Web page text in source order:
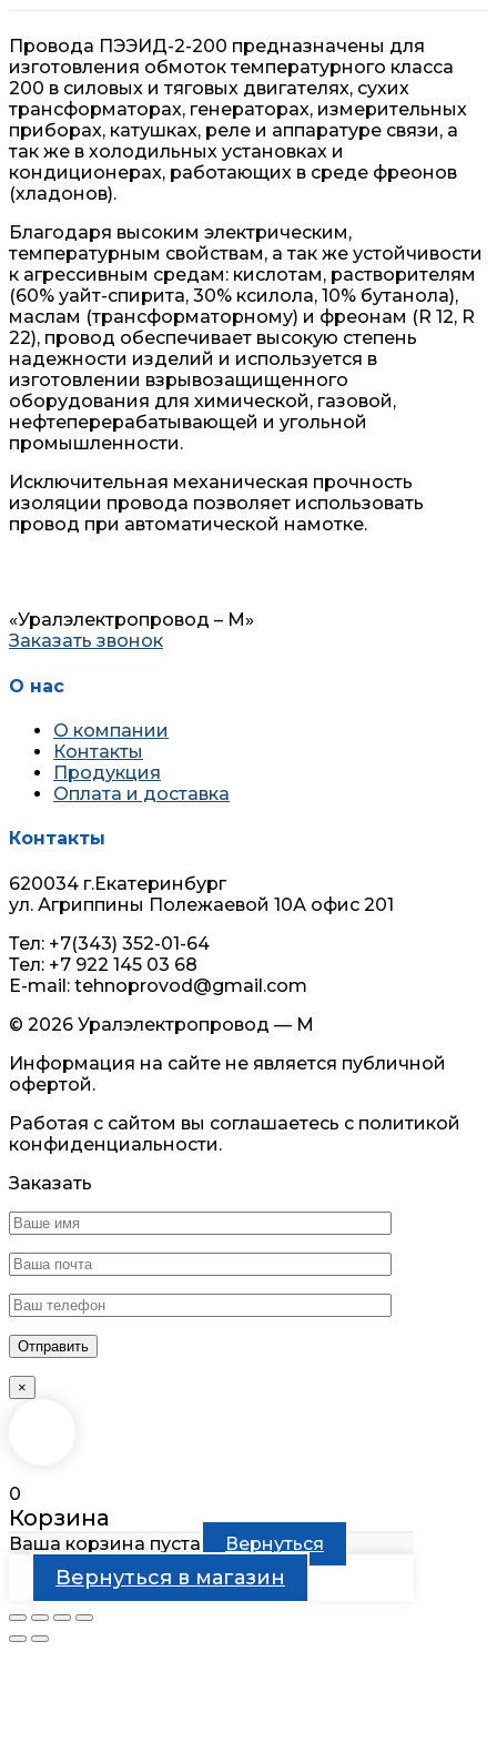
Провода ПЭЭИД-2-200 предназначены для
изготовления обмоток температурного класса
200 в силовых и тяговых двигателях, сухих
трансформаторах, генераторах, измерительных
приборах, катушках, реле и аппаратуре связи, а
так же в холодильных установках и
кондиционерах, работающих в среде фреонов
(хладонов).
Благодаря высоким электрическим,
температурным свойствам, а так же устойчивости
к агрессивным средам: кислотам, растворителям
(60% уайт-спирита, 30% ксилола, 10% бутанола),
маслам (трансформаторному) и фреонам (R 12, R
22), провод обеспечивает высокую степень
надежности изделий и используется в
изготовлении взрывозащищенного
оборудования для химической, газовой,
нефтеперерабатывающей и угольной
промышленности.
Исключительная механическая прочность
изоляции провода позволяет использовать
провод при автоматической намотке.
«Уралэлектропровод – М»
Заказать звонок
О нас
О компании
Контакты
Продукция
Оплата и доставка
Контакты
620034 г.Екатеринбург
ул. Агриппины Полежаевой 10А офис 201
Тел: +7(343) 352-01-64
Тел: +7 922 145 03 68
E-mail: tehnoprovod@gmail.com
© 2026 Уралэлектропровод — М
Информация на сайте не является публичной
офертой.
Работая с сайтом вы соглашаетесь с политикой
конфиденциальности.
Заказать
×
0
Корзина
Ваша корзина пуста Вернуться
Вернуться в магазин